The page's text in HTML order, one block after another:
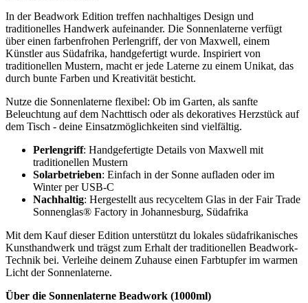
In der Beadwork Edition treffen nachhaltiges Design und
traditionelles Handwerk aufeinander. Die Sonnenlaterne verfügt
über einen farbenfrohen Perlengriff, der von Maxwell, einem
Künstler aus Südafrika, handgefertigt wurde. Inspiriert von
traditionellen Mustern, macht er jede Laterne zu einem Unikat, das
durch bunte Farben und Kreativität besticht.
Nutze die Sonnenlaterne flexibel: Ob im Garten, als sanfte
Beleuchtung auf dem Nachttisch oder als dekoratives Herzstück auf
dem Tisch - deine Einsatzmöglichkeiten sind vielfältig.
Perlengriff: Handgefertigte Details von Maxwell mit
traditionellen Mustern
Solarbetrieben: Einfach in der Sonne aufladen oder im
Winter per USB-C
Nachhaltig: Hergestellt aus recyceltem Glas in der Fair Trade
Sonnenglas® Factory in Johannesburg, Südafrika
Mit dem Kauf dieser Edition unterstützt du lokales südafrikanisches
Kunsthandwerk und trägst zum Erhalt der traditionellen Beadwork-
Technik bei. Verleihe deinem Zuhause einen Farbtupfer im warmen
Licht der Sonnenlaterne.
Über die Sonnenlaterne Beadwork (1000ml)